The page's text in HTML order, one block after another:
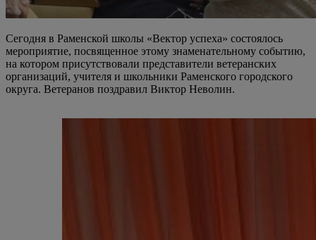
Сегодня в Раменской школы «Вектор успеха» состоялось
мероприятие, посвященное этому знаменательному событию,
на котором присутствовали представители ветеранских
организаций, учителя и школьники Раменского городского
округа. Ветеранов поздравил Виктор Неволин.